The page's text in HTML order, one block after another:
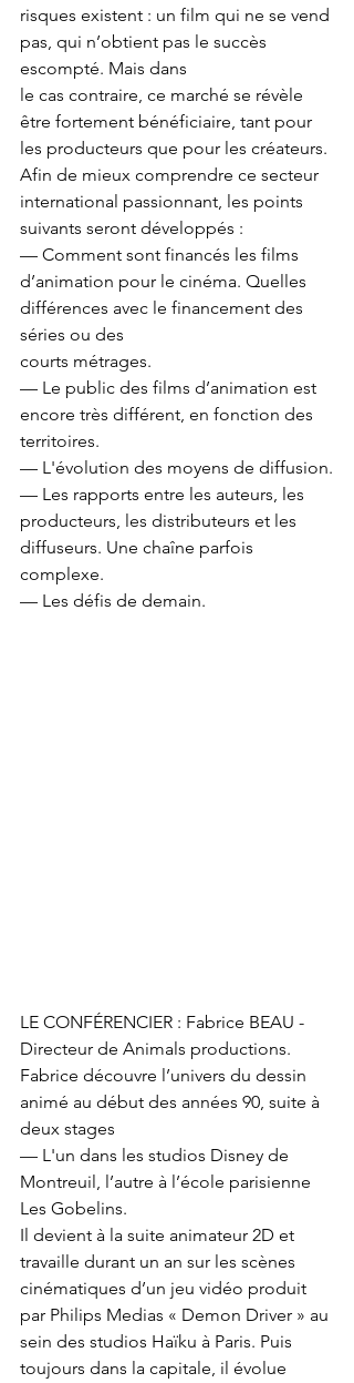
risques existent : un film qui ne se vend
pas, qui n’obtient pas le succès
escompté. Mais dans
le cas contraire, ce marché se révèle
être fortement bénéficiaire, tant pour
les producteurs que pour les créateurs.
Afin de mieux comprendre ce secteur
international passionnant, les points
suivants seront développés :
— Comment sont financés les films
d’animation pour le cinéma. Quelles
différences avec le financement des
séries ou des
courts métrages.
— Le public des films d’animation est
encore très différent, en fonction des
territoires.
— L'évolution des moyens de diffusion.
— Les rapports entre les auteurs, les
producteurs, les distributeurs et les
diffuseurs. Une chaîne parfois
complexe.
— Les défis de demain.
LE CONFÉRENCIER : Fabrice BEAU -
Directeur de Animals productions.
Fabrice découvre l’univers du dessin
animé au début des années 90, suite à
deux stages
— L'un dans les studios Disney de
Montreuil, l’autre à l’école parisienne
Les Gobelins.
Il devient à la suite animateur 2D et
travaille durant un an sur les scènes
cinématiques d’un jeu vidéo produit
par Philips Medias « Demon Driver » au
sein des studios Haïku à Paris. Puis
toujours dans la capitale, il évolue